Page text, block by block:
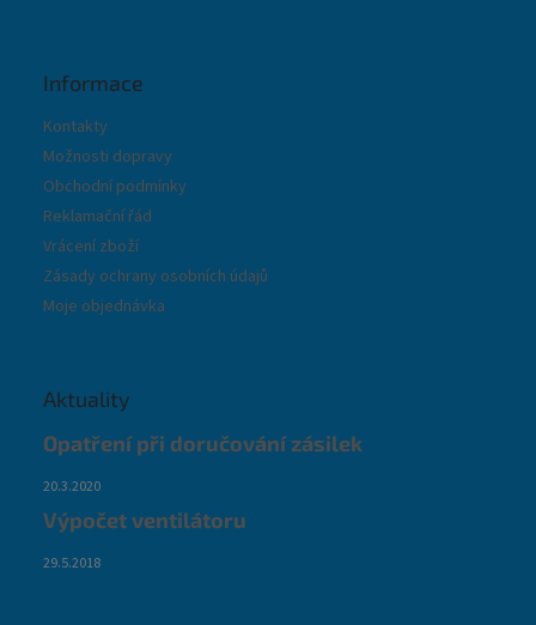
Informace
Kontakty
Možnosti dopravy
Obchodní podmínky
Reklamační řád
Vrácení zboží
Zásady ochrany osobních údajů
Moje objednávka
Aktuality
Opatření při doručování zásilek
20.3.2020
Výpočet ventilátoru
29.5.2018